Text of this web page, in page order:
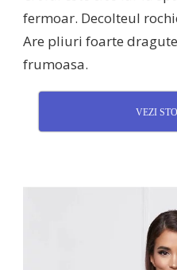
fermoar. Decolteul
Are pliuri foarte
frumoasa.
VEZI